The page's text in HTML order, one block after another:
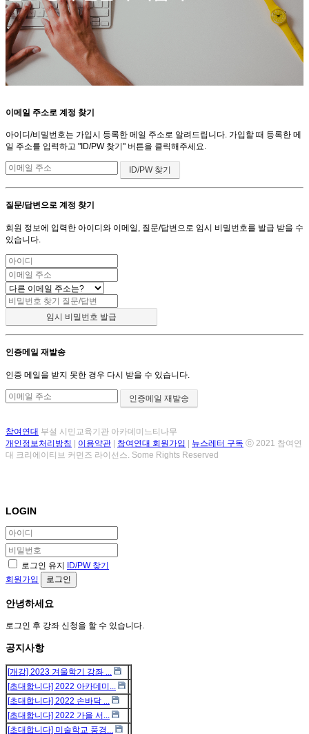
이메일 주소로 계정 찾기
아이디/비밀번호는 가입시 등록한 메일 주소로 알려드립니다. 가입할 때 등록한 메
일 주소를 입력하고 "ID/PW 찾기" 버튼을 클릭해주세요.
질문/답변으로 계정 찾기
회원 정보에 입력한 아이디와 이메일, 질문/답변으로 임시 비밀번호를 발급 받을 수
있습니다.
인증메일 재발송
인증 메일을 받지 못한 경우 다시 받을 수 있습니다.
참여연대 부설 시민교육기관 아카데미느티나무
개인정보처리방침
이용약관 참여연대 회원가입 뉴스레터 구독 ⓒ 2021 참여연
대 크리에이티브 커먼즈 라이선스. Some Rights Reserved
LOGIN
로그인 유지
ID/PW 찾기
회원가입
로그인
안녕하세요
로그인 후 강좌 신청을 할 수 있습니다.
공지사항
[개강] 2023 겨울학기 강좌 ...
[초대합니다] 2022 아카데미...
[초대합니다] 2022 손바닥 ...
[초대합니다] 2022 가을 서...
[초대합니다] 미술학교 풍경...